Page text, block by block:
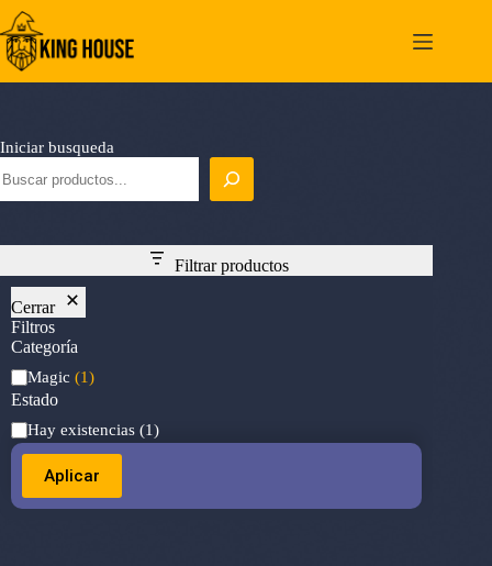
Saltar
al
contenido
Iniciar busqueda
Filtrar productos
Cerrar
Filtros
Categoría
Categoría
Magic (1)
Estado
Estado
Hay existencias (1)
Aplicar